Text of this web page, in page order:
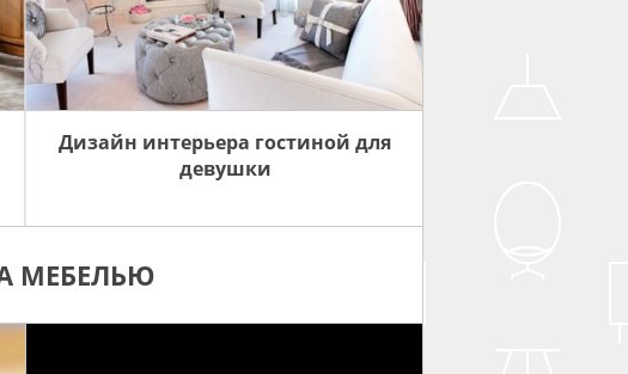
Дизайн интерьера гостиной для
девушки
МЕБЕЛЬЮ